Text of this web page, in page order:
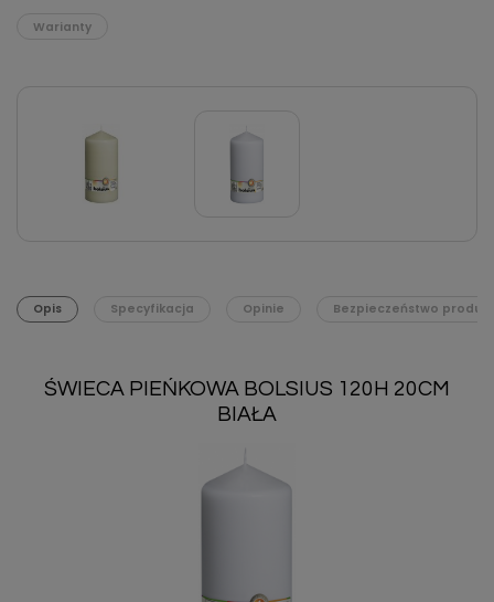
Warianty
Opis Specyfikacja Opinie Bezpieczeństwo
ŚWIECA PIEŃKOWA BOLSIUS 120H 20CM
BIAŁA